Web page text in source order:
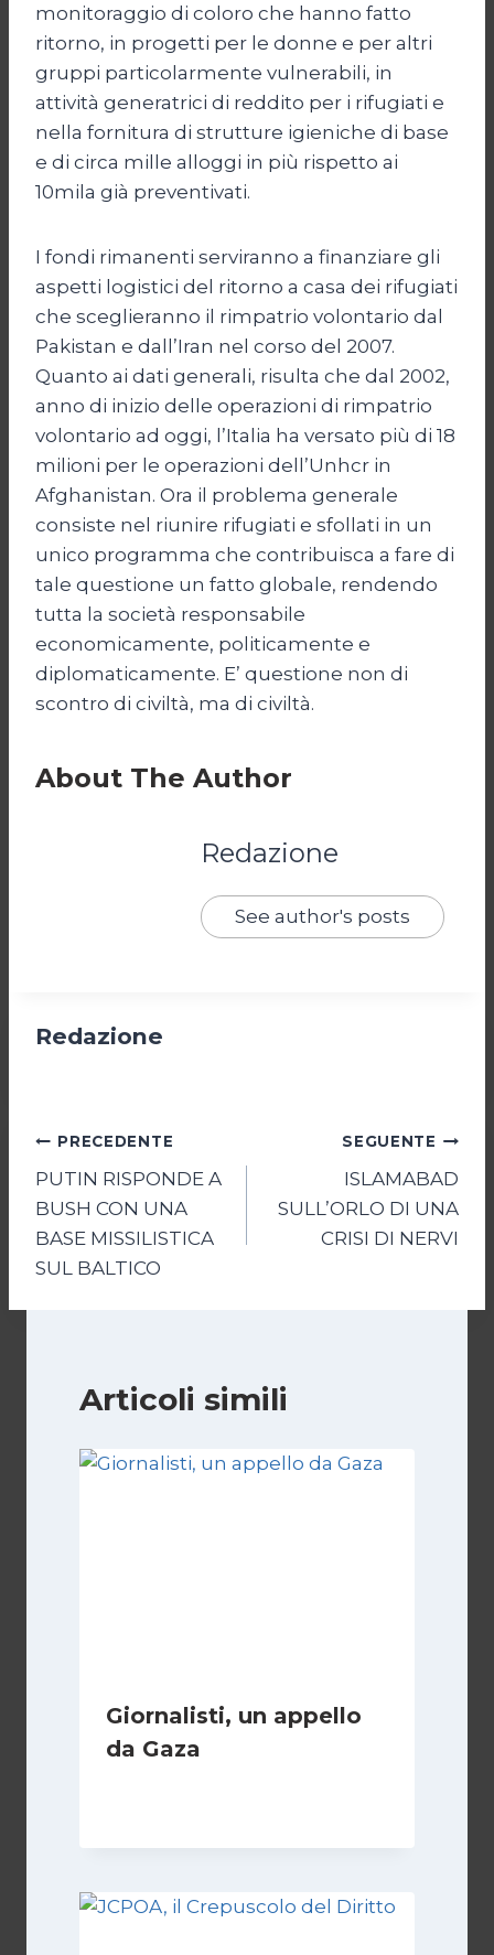
monitoraggio di coloro che hanno fatto
ritorno, in progetti per le donne e per altri
gruppi particolarmente vulnerabili, in
attività generatrici di reddito per i rifugiati e
nella fornitura di strutture igieniche di base
e di circa mille alloggi in più rispetto ai
10mila già preventivati.
I fondi rimanenti serviranno a finanziare gli
aspetti logistici del ritorno a casa dei rifugiati
che sceglieranno il rimpatrio volontario dal
Pakistan e dall’Iran nel corso del 2007.
Quanto ai dati generali, risulta che dal 2002,
anno di inizio delle operazioni di rimpatrio
volontario ad oggi, l’Italia ha versato più di 18
milioni per le operazioni dell’Unhcr in
Afghanistan. Ora il problema generale
consiste nel riunire rifugiati e sfollati in un
unico programma che contribuisca a fare di
tale questione un fatto globale, rendendo
tutta la società responsabile
economicamente, politicamente e
diplomaticamente. E’ questione non di
scontro di civiltà, ma di civiltà.
About The Author
Redazione
See author's posts
Redazione
Navigazione
articoli
PRECEDENTE
PUTIN RISPONDE A
BUSH CON UNA
BASE MISSILISTICA
SUL BALTICO
SEGUENTE
ISLAMABAD
SULL’ORLO DI UNA
CRISI DI NERVI
Articoli simili
Giornalisti, un appello
da Gaza